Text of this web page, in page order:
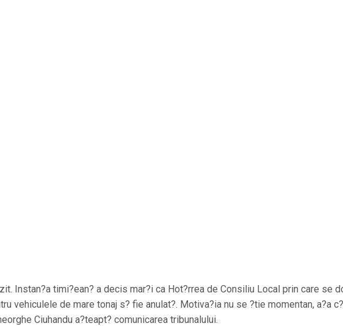
Instan?a timi?ean? a decis mar?i ca Hot?rrea de Consiliu Local prin care se
vehiculele de mare tonaj s? fie anulat?. Motiva?ia nu se ?tie momentan, a?a
Ciuhandu a?teapt? comunicarea tribunalului.